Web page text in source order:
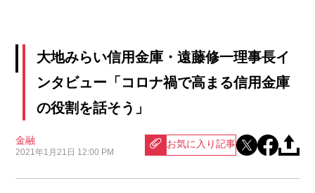
大地みらい信用金庫・遠藤修一理事長イ
ンタビュー「コロナ禍で高まる信用金庫
の役割を話そう」
金融
2021年1月21日 12:00 PM
お気に入り記事